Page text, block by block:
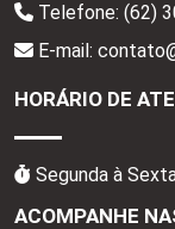
Telefone: (62)
E-mail:
HORÁRIO DE
Segunda à
ACOMPANHE